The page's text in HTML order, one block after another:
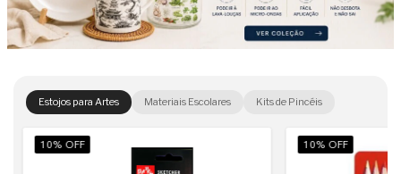
Estojos para Artes Materiais Escolares Kits de Pincéis
10% OFF 10% OFF